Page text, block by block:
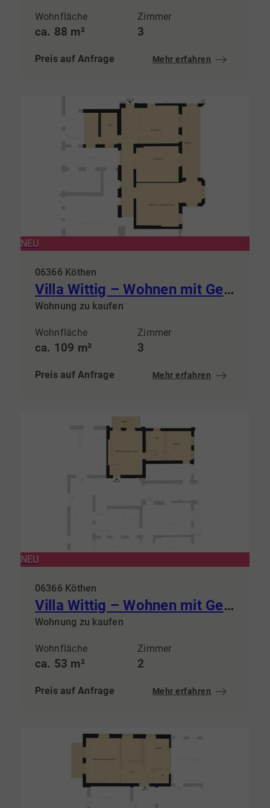
Wohnfläche
ca. 88 m²
Zimmer
3
Preis auf Anfrage Mehr erfahren
NEU
06366 Köthen
Villa Wittig – Wohnen mit Geschichte & steuerlichem Vorteil
Wohnung zu kaufen
Wohnfläche
ca. 109 m²
Zimmer
3
Preis auf Anfrage Mehr erfahren
NEU
06366 Köthen
Villa Wittig – Wohnen mit Geschichte & steuerlichem Vorteil
Wohnung zu kaufen
Wohnfläche
ca. 53 m²
Zimmer
2
Preis auf Anfrage Mehr erfahren